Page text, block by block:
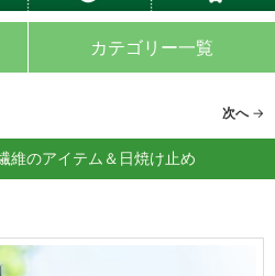
カテゴリー一覧
次へ →
維のアイテム＆日焼け止め